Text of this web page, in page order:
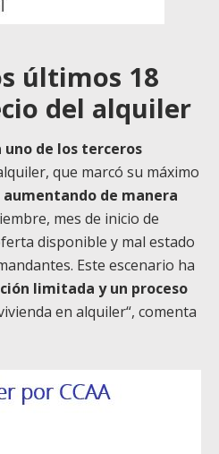
últimos 18
del alquiler
de los terceros
que marcó su máximo
de manera
mes de inicio de
disponible y mal estado
Este escenario ha
limitada y un proceso
en alquiler“, comenta